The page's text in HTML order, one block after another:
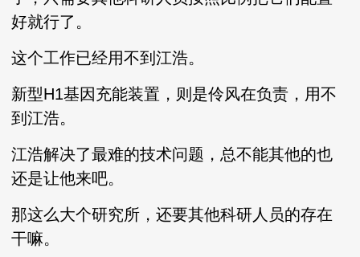
好就行了。
这个工作已经用不到江浩。
新型H1基因充能装置，则是伶风在负责，用不
到江浩。
江浩解决了最难的技术问题，总不能其他的也
还是让他来吧。
那这么大个研究所，还要其他科研人员的存在
干嘛。